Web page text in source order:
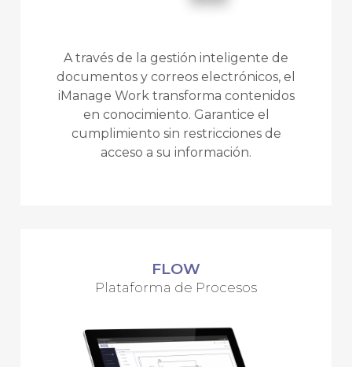
A través de la gestión inteligente de
documentos y correos electrónicos, el
iManage Work transforma contenidos
en conocimiento. Garantice el
cumplimiento sin restricciones de
acceso a su información.
FLOW
Plataforma de Procesos